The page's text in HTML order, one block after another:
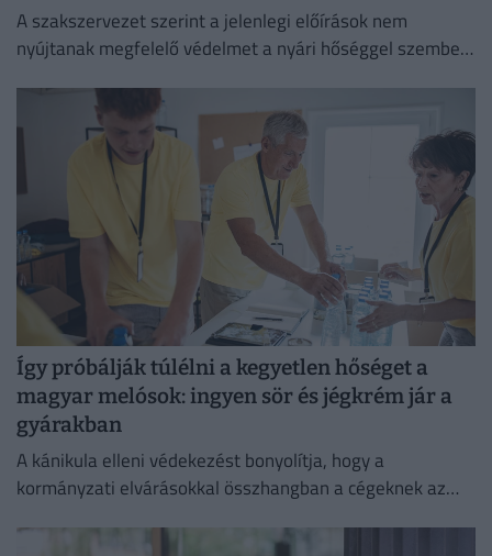
A szakszervezet szerint a jelenlegi előírások nem
nyújtanak megfelelő védelmet a nyári hőséggel szemben,
védelmében.
Így próbálják túlélni a kegyetlen hőséget a
magyar melósok: ingyen sör és jégkrém jár a
gyárakban
A kánikula elleni védekezést bonyolítja, hogy a
kormányzati elvárásokkal összhangban a cégeknek az